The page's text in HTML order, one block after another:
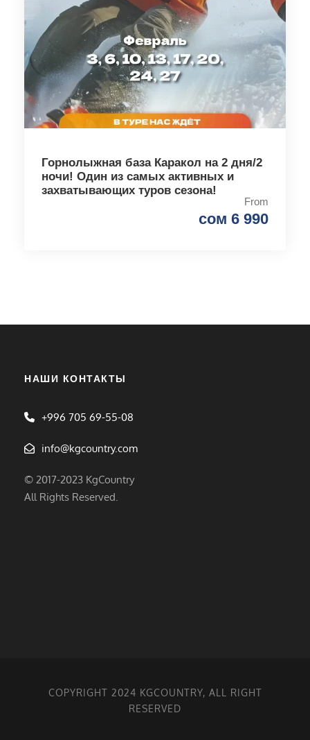
Горнолыжная база Каракол на 2 дня/2
ночи! Один из самых активных и
захватывающих туров сезона!
From
сом 6 990
НАШИ КОНТАКТЫ
+996 705 69-55-08
info@kgcountry.com
© 2017-2023 KgCountry
All Rights Reserved.
COPYRIGHT 2024 KGCOUNTRY, ALL RIGHT
RESERVED